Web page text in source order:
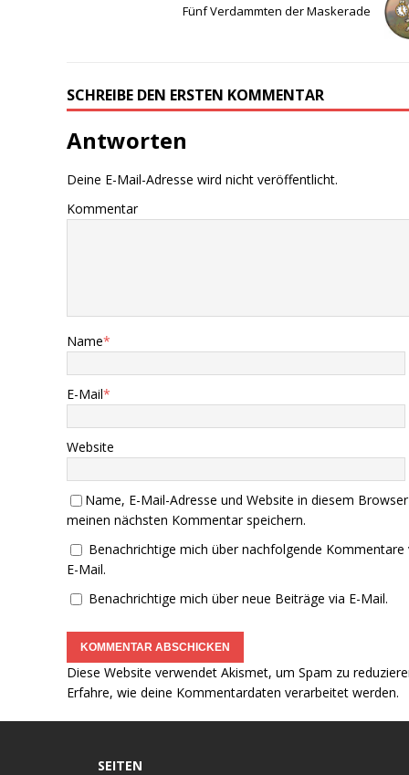
Fünf Verdammten der Maskerade
SCHREIBE DEN ERSTEN KOMMENTAR
Antworten
Deine E-Mail-Adresse wird nicht veröffentlicht.
Kommentar
Name*
E-Mail*
Website
Name, E-Mail-Adresse und Website in diesem
meinen nächsten Kommentar speichern.
Benachrichtige mich über nachfolgende Kommentare
E-Mail.
Benachrichtige mich über neue Beiträge via E-Mail.
Diese Website verwendet Akismet, um Spam zu
Erfahre, wie deine Kommentardaten verarbeitet werden.
SEITEN